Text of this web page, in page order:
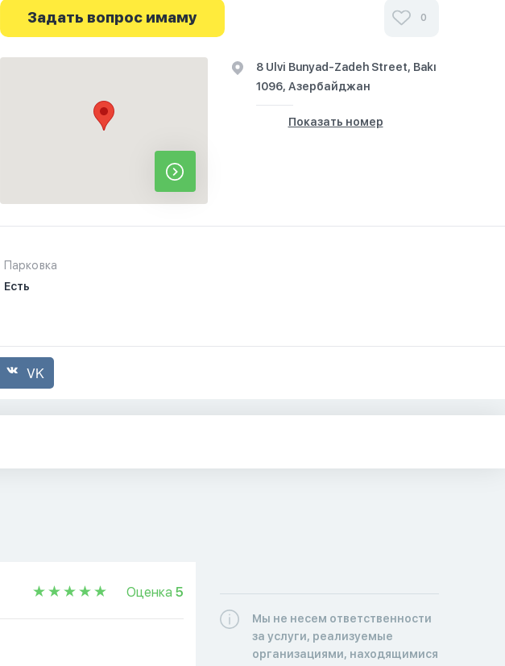
Задать вопрос имаму 0
8 Ulvi Bunyad-Zadeh Street, Bakı
1096, Азербайджан
Показать номер
Парковка
Есть
VK
Оценка 5
Мы не несем ответственности
за услуги, реализуемые
организациями, находящимися